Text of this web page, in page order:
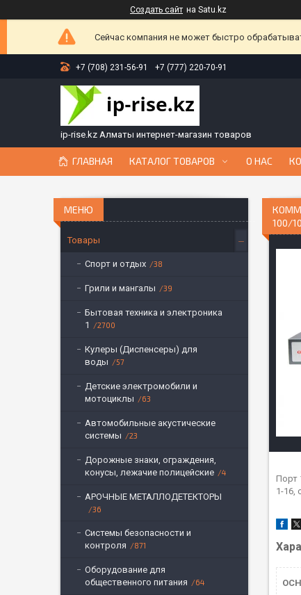
Создать сайт на Satu.kz
Сейчас компания не может быстро
+7 (708) 231-56-91 +7 (777) 220-70-91
ip-rise.kz Алматы интернет-магазин товаров
ГЛАВНАЯ КАТАЛОГ ТОВАРОВ О НАС
100/
Порт
1-16,
Товары
Спорт и отдых 38
Грили и мангалы 39
Бытовая техника и электроника
1
2700
Кулеры (Диспенсеры) для
воды
57
Детские электромобили и
мотоциклы
63
Автомобильные акустические
системы
23
Дорожные знаки, ограждения,
конусы, лежачие полицейские
4
АРОЧНЫЕ МЕТАЛЛОДЕТЕКТОРЫ
36
Системы безопасности и
контроля
871
Оборудование для
общественного питания
64